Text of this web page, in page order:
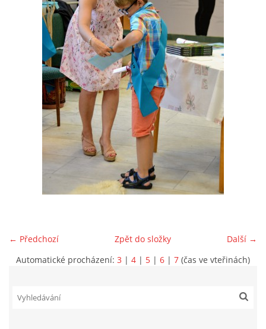
ON-LINE KATALOG
WEBOVÁ KAMERA
VIDEA Z DRONU
STREET ART
"KNIHOBUDKY"
ČASOSBĚRY - CHRÁŠŤANY
E-KNIHY DO KAŽDÉ KNIHOVNY
GRANTY A DOTACE
← Předchozí Další →
Zpět do složky
Automatické procházení: 3 | 4 | 5 | 6 | 7 (čas ve vteřinách)